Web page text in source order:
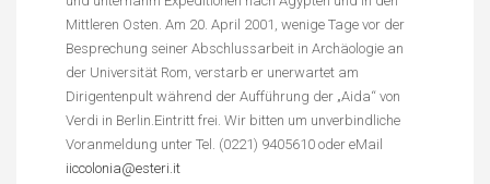
Mittleren Osten. Am 20. April 2001, wenige Tage vor der
Besprechung seiner Abschlussarbeit in Archäologie an
der Universität Rom, verstarb er unerwartet am
Dirigentenpult während der Aufführung der „Aida“ von
Verdi in Berlin.Eintritt frei. Wir bitten um unverbindliche
Voranmeldung unter Tel. (0221) 9405610 oder eMail
iiccolonia@esteri.it